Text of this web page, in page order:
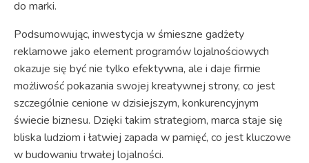
do marki.
Podsumowując, inwestycja w śmieszne gadżety
reklamowe jako element programów lojalnościowych
okazuje się być nie tylko efektywna, ale i daje firmie
możliwość pokazania swojej kreatywnej strony, co jest
szczególnie cenione w dzisiejszym, konkurencyjnym
świecie biznesu. Dzięki takim strategiom, marca staje się
bliska ludziom i łatwiej zapada w pamięć, co jest kluczowe
w budowaniu trwałej lojalności.